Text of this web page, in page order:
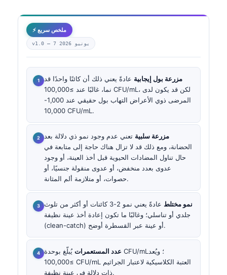
⚡ ملخص سريع
v1.0 — 7 يونيو 2026
مزرعة بول إيجابية عادةً يعني ذلك أن كائنًا واحدًا قد
نما، غالبًا عند ≥100,000 CFU/mL، لكن قد يكون لدى
المرضى ذوي الأعراض التهاب بول حقيقي عند 1,000-
10,000 CFU/mL.
مزرعة سلبية تعني عدم وجود نمو ذي دلالة بعد
الحضانة، ومع ذلك قد لا تزال هناك حاجة إلى متابعة في
حال تناول المضادات الحيوية قبل أخذ العينة، أو وجود
عدوى بعدد منخفض، أو عدوى منقولة جنسيًا، أو
حصوات، أو متلازمة ألم المثانة.
نمو مختلط
عادةً يعني نمو 2-3 كائنات أو أكثر من تلوث
جلدي أو تناسلي؛ وغالبًا ما تكون إعادة أخذ عينة نظيفة
(clean-catch) أو عينة عبر القسطرة أوضح.
عدد المستعمرات يُبلّغ بوحدة CFU/mL؛ ويُعد
≥100,000 CFU/mL العتبة الكلاسيكية لاعتبار الجراثيم
ذات دلالة في عينة نظيفة.